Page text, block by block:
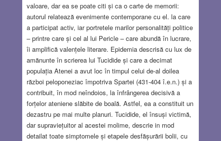
valoare, dar ea se poate citi și ca o carte de memorii:
autorul relatează evenimente contemporane cu el. la care
a participat activ, iar portretele marilor personalități politice
– printre care și cel al lui Pericle – care abundă în lucrare,
îi amplifică valențele literare. Epidemia descrisă cu lux de
amănunte în scrierea lui Tucidide și care a decimat
populația Atenei a avut loc în timpul celui de-al doilea
război peloponeziac împotriva Spartei (431-404 î.e.n.) și a
contribuit, în mod neîndoios, la înfrângerea decisivă a
forțelor ateniene slăbite de boală. Astfel, ea a constituit un
dezastru pe mai multe planuri. Tucidide, el însuși victimă,
dar supraviețuitor al acestei molime, descrie in mod
detailat toate simptomele și etapele desfășurării bolii, cu